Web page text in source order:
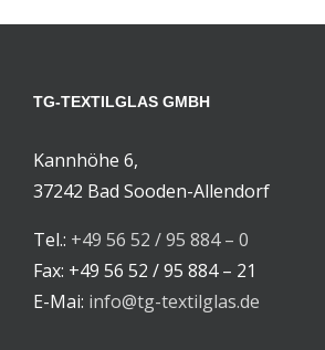
TG-TEXTILGLAS GMBH
Kannhöhe 6,
37242 Bad Sooden-Allendorf
Tel.: +49 56 52 / 95 884 – 0
Fax: +49 56 52 / 95 884 – 21
E-Mai: info@tg-textilglas.de